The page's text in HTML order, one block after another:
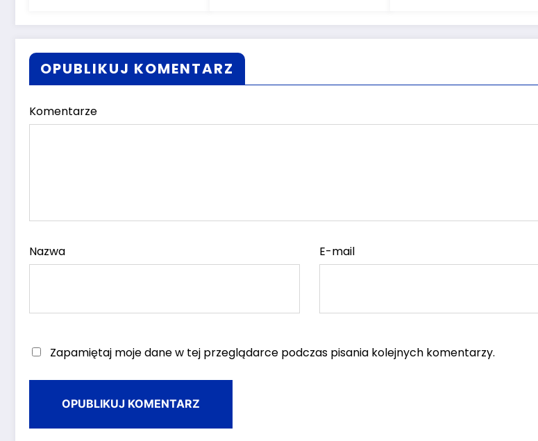
kradzieże sklepowe
OPUBLIKUJ KOMENTARZ
Komentarze
Nazwa E-mail
Zapamiętaj moje dane w tej przeglądarce podczas pisania kolejnych komentarzy.